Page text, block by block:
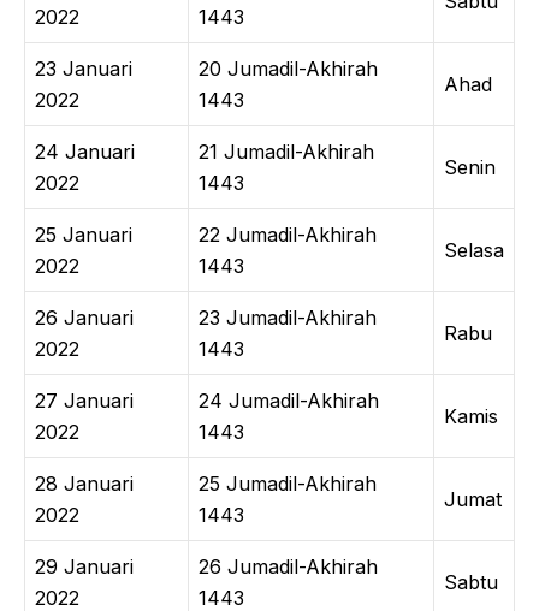
2022 1443
23 Januari
2022
20 Jumadil-Akhirah
1443
Ahad
24 Januari
2022
21 Jumadil-Akhirah
1443
Senin
25 Januari
2022
22 Jumadil-Akhirah
1443
Selasa
26 Januari
2022
23 Jumadil-Akhirah
1443
Rabu
27 Januari
2022
24 Jumadil-Akhirah
1443
Kamis
28 Januari
2022
25 Jumadil-Akhirah
1443
Jumat
29 Januari
2022
26 Jumadil-Akhirah
1443
Sabtu